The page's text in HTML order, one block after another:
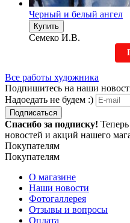
Черный и белый ангел
Купить
Семеко И.В.
Все работы художника
Подпишитесь на наши
Надоедать не будем :)
Подписаться
Спасибо за подписку!
новостей и акций нашего
Покупателям
Покупателям
О магазине
Наши новости
Фотогаллерея
Отзывы и вопросы
Оплата